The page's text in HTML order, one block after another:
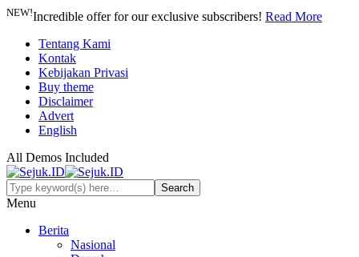
NEW!Incredible offer for our exclusive subscribers! Read More
Tentang Kami
Kontak
Kebijakan Privasi
Buy theme
Disclaimer
Advert
English
All Demos Included
Menu
Berita
Nasional